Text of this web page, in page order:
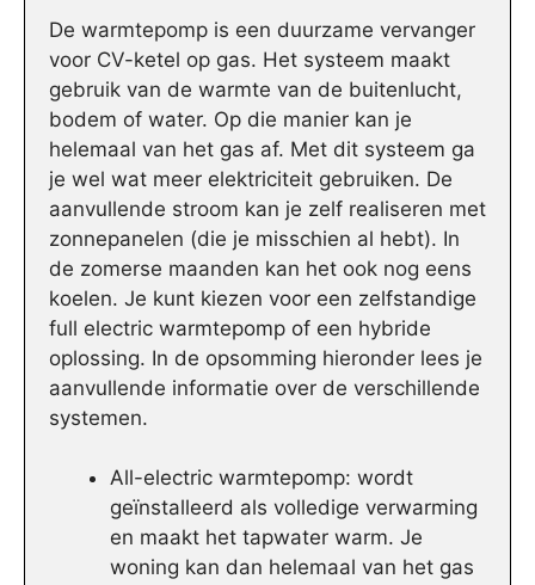
De warmtepomp is een duurzame vervanger
voor CV-ketel op gas. Het systeem maakt
gebruik van de warmte van de buitenlucht,
bodem of water. Op die manier kan je
helemaal van het gas af. Met dit systeem ga
je wel wat meer elektriciteit gebruiken. De
aanvullende stroom kan je zelf realiseren met
zonnepanelen (die je misschien al hebt). In
de zomerse maanden kan het ook nog eens
koelen. Je kunt kiezen voor een zelfstandige
full electric warmtepomp of een hybride
oplossing. In de opsomming hieronder lees je
aanvullende informatie over de verschillende
systemen.
All-electric warmtepomp: wordt
geïnstalleerd als volledige verwarming
en maakt het tapwater warm. Je
woning kan dan helemaal van het gas